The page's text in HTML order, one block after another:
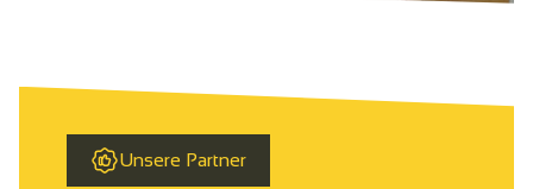
Unsere Partner